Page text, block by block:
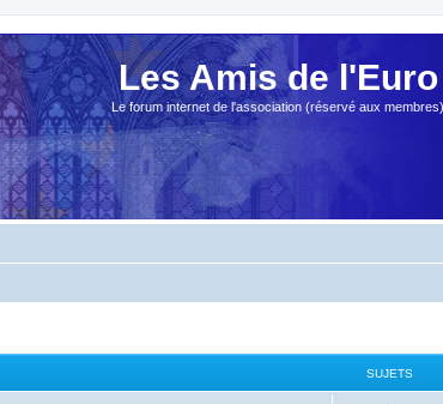
Les Amis de l'Euro
Le forum internet de l'association (réservé aux membres)
SUJETS